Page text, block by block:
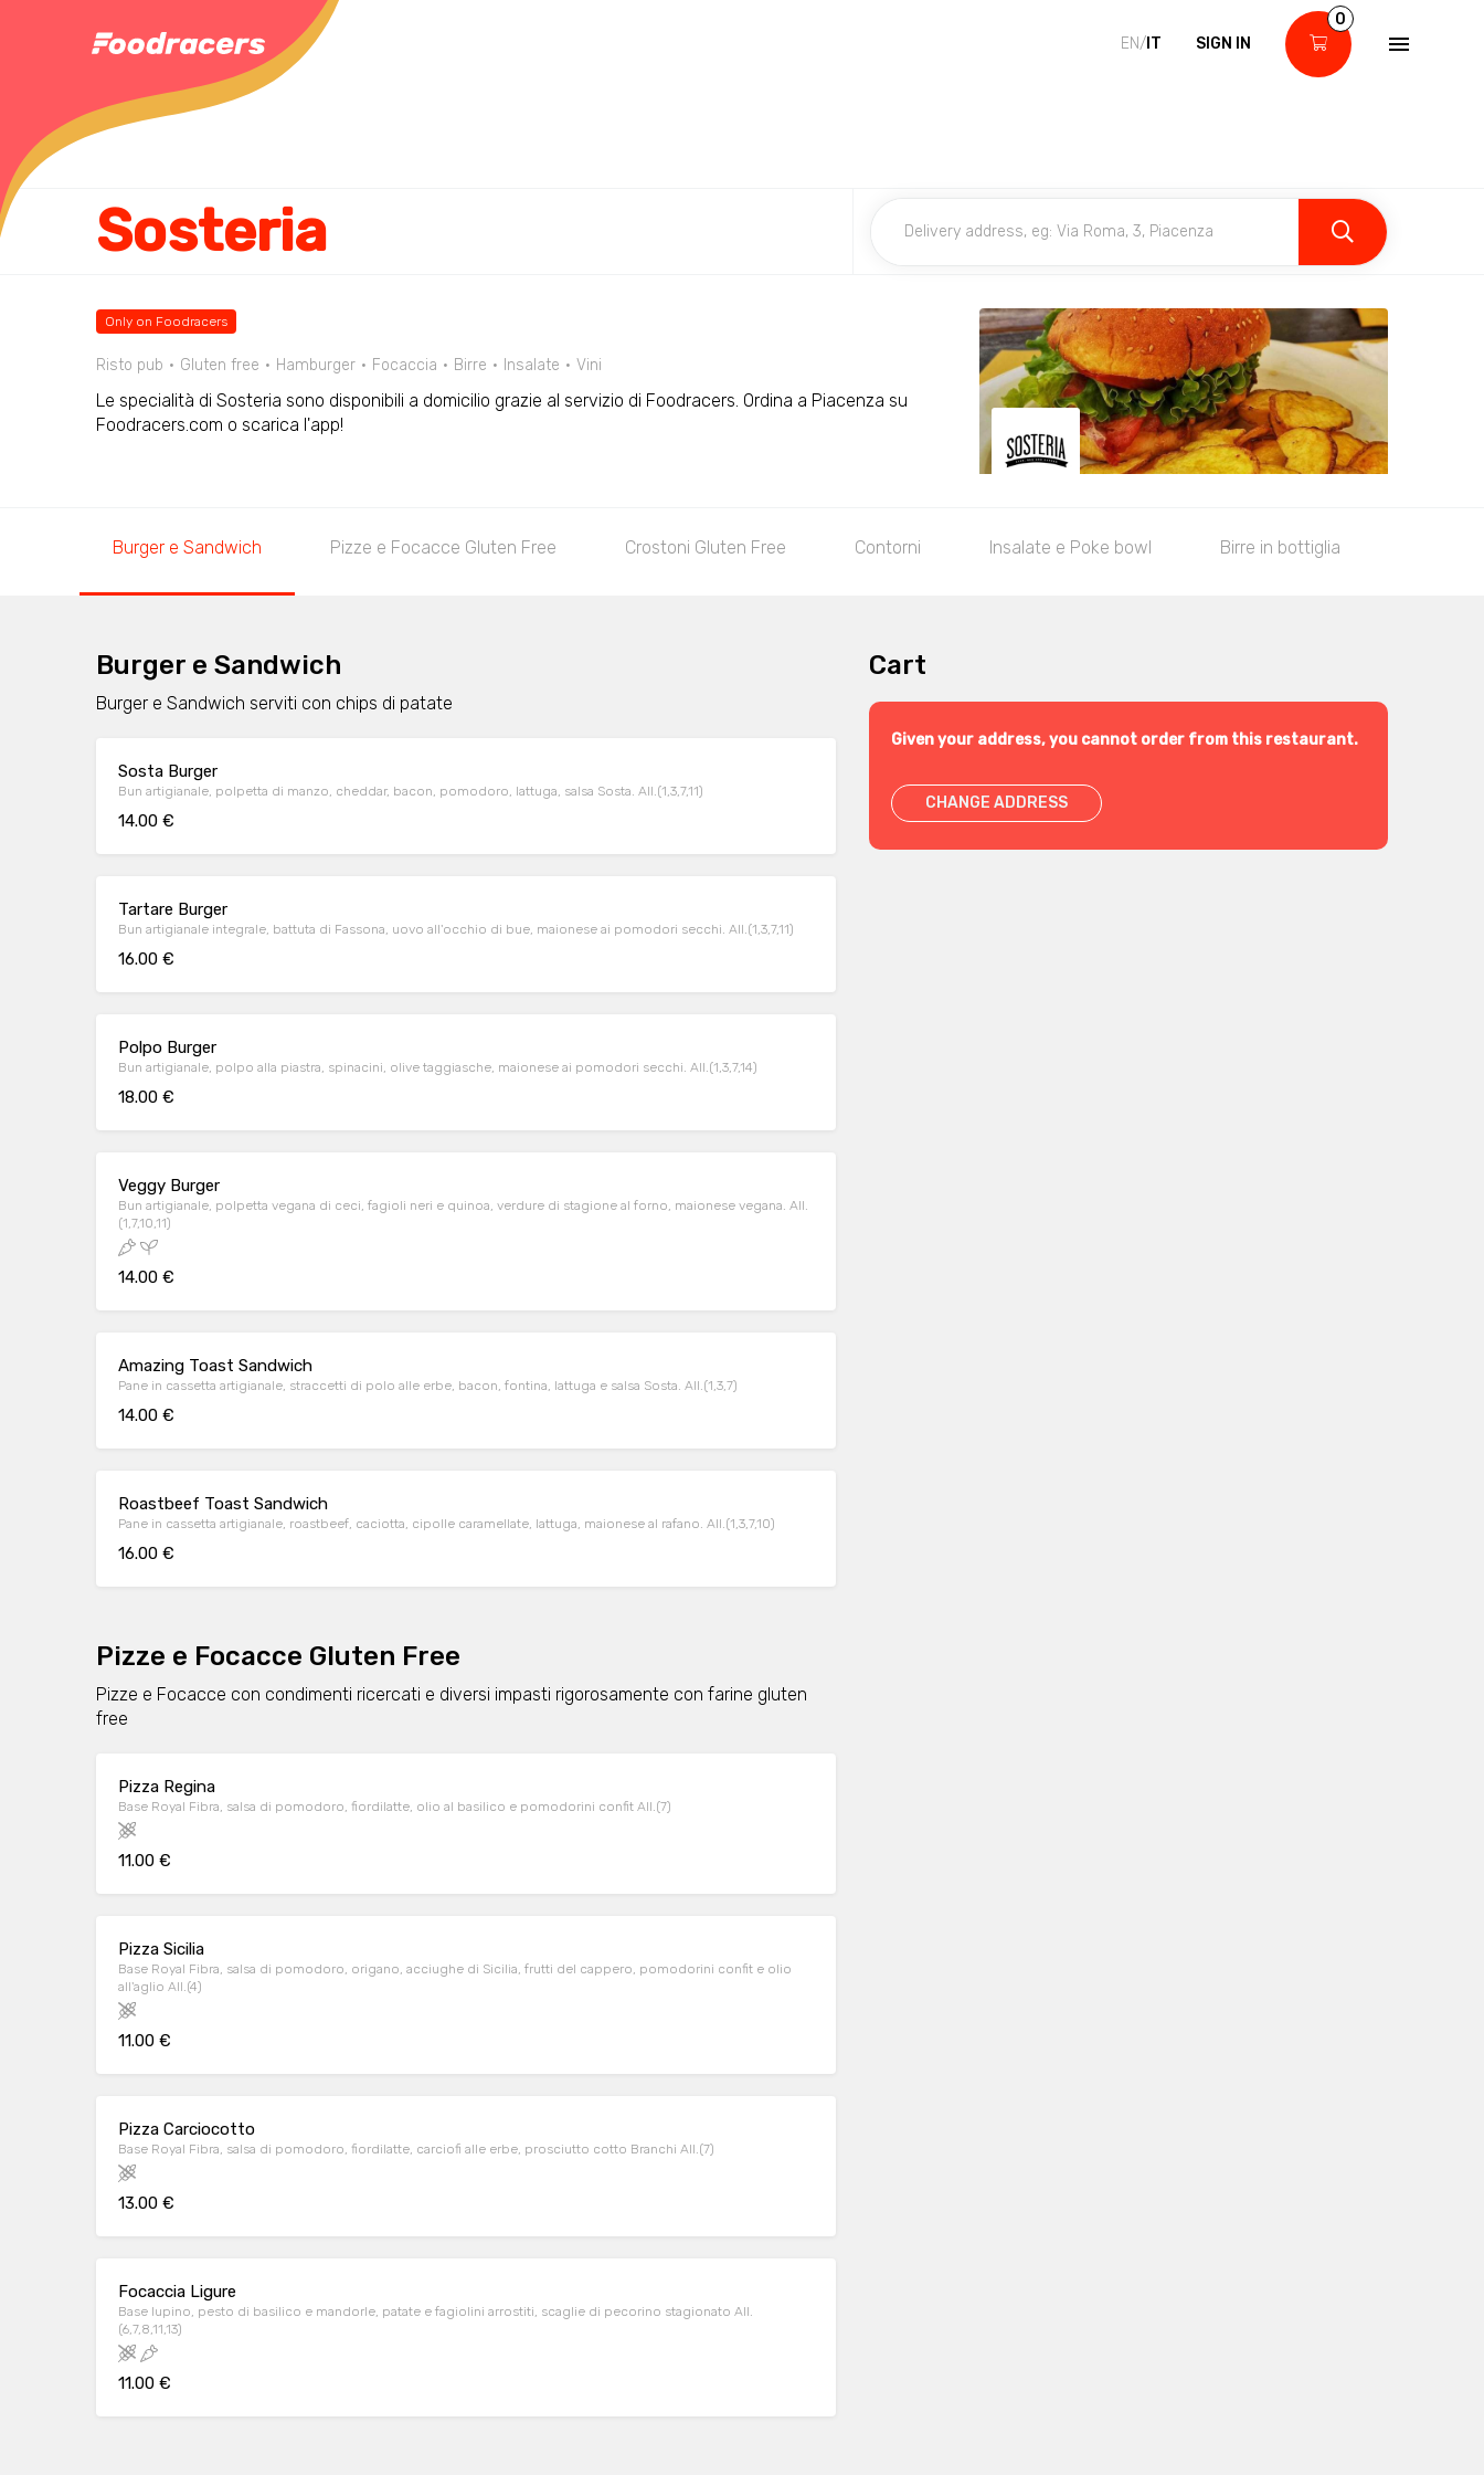
EN/ IT SIGN IN
0
Sosteria
Only on Foodracers
Risto pub Gluten free Hamburger Focaccia Birre Insalate Vini
Le specialità di Sosteria sono disponibili a domicilio grazie al servizio di Foodracers. Ordina a Piacenza su
Foodracers.com o scarica l'app!
Burger e Sandwich Pizze e Focacce Gluten Free Crostoni Gluten Free Contorni Insalate e Poke bowl Birre in bottiglia
Burger e Sandwich
Burger e Sandwich serviti con chips di patate
Sosta Burger
Bun artigianale, polpetta di manzo, cheddar, bacon, pomodoro, lattuga, salsa Sosta. All.(1,3,7,11)
14.00 €
Tartare Burger
Bun artigianale integrale, battuta di Fassona, uovo all'occhio di bue, maionese ai pomodori secchi. All.(1,3,7,11)
16.00 €
Polpo Burger
Bun artigianale, polpo alla piastra, spinacini, olive taggiasche, maionese ai pomodori secchi. All.(1,3,7,14)
18.00 €
Veggy Burger
Bun artigianale, polpetta vegana di ceci, fagioli neri e quinoa, verdure di stagione al forno, maionese vegana. All.
(1,7,10,11)
14.00 €
Amazing Toast Sandwich
Pane in cassetta artigianale, straccetti di polo alle erbe, bacon, fontina, lattuga e salsa Sosta. All.(1,3,7)
14.00 €
Roastbeef Toast Sandwich
Pane in cassetta artigianale, roastbeef, caciotta, cipolle caramellate, lattuga, maionese al rafano. All.(1,3,7,10)
16.00 €
Pizze e Focacce Gluten Free
Pizze e Focacce con condimenti ricercati e diversi impasti rigorosamente con farine gluten
free
Pizza Regina
Base Royal Fibra, salsa di pomodoro, fiordilatte, olio al basilico e pomodorini confit All.(7)
11.00 €
Pizza Sicilia
Base Royal Fibra, salsa di pomodoro, origano, acciughe di Sicilia, frutti del cappero, pomodorini confit e olio
all'aglio All.(4)
11.00 €
Pizza Carciocotto
Base Royal Fibra, salsa di pomodoro, fiordilatte, carciofi alle erbe, prosciutto cotto Branchi All.(7)
13.00 €
Focaccia Ligure
Base lupino, pesto di basilico e mandorle, patate e fagiolini arrostiti, scaglie di pecorino stagionato All.
(6,7,8,11,13)
11.00 €
Cart
Given your address, you cannot order from this restaurant.
CHANGE ADDRESS